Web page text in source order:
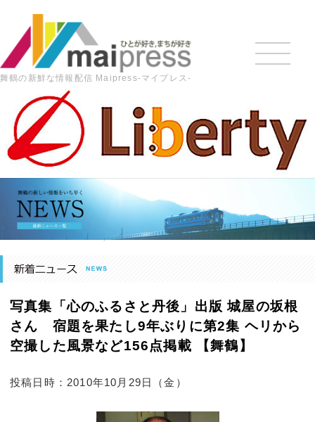
舞鶴の新鮮な情報配信 Maipress-マイプレス-
HOME > 最新の記事 > 地域ニュース > 写真集「心のふるさ
と丹後」出版 城屋の坂根さん 宿題を果たし9年ぶりに第2集 ヘ
リから空撮した風景など156点掲載 【舞鶴】
写真集「心のふるさと丹後」出版 城屋の坂根
さん 宿題を果たし9年ぶりに第2集 ヘリから
空撮した風景など156点掲載 【舞鶴】
投稿日時：2010年10月29日（金）